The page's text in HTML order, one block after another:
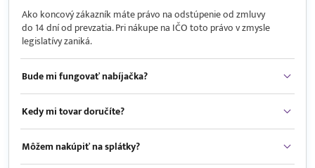
Ako koncový zákazník máte právo na odstúpenie od zmluvy
do 14 dní od prevzatia. Pri nákupe na IČO toto právo v zmysle
legislatívy zaniká.
Bude mi fungovať nabíjačka?
Kedy mi tovar doručíte?
Môžem nakúpiť na splátky?